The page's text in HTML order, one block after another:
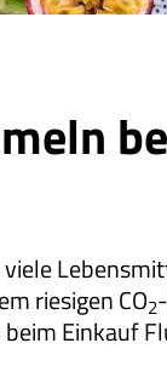
riesigen CO2
Einkauf